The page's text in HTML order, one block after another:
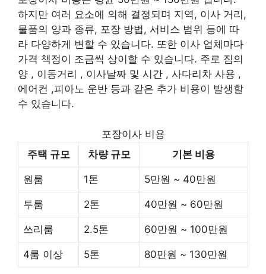
하지만 여러 요소에 의해 결정되며 지역, 이사 거리,
물품의 양과 종류, 포장 방법, 서비스 범위 등에 따
라 다양하게 변할 수 있습니다. 또한 이사 업체마다
가격 책정이 조금씩 상이할 수 있습니다. 주로 짐의
양 , 이동거리 , 이사날짜 및 시간 , 사다리차 사용 ,
에어컨 ,피아노 운반 등과 같은 추가 비용이 발생할
수 있습니다.
포장이사 비용
주택 규모
차량 규모 기본 비용
원룸 1톤 5만원 ~ 40만원
투룸 2톤 40만원 ~ 60만원
쓰리룸 2.5톤 60만원 ~ 100만원
4룸 이상 5톤 80만원 ~ 130만원